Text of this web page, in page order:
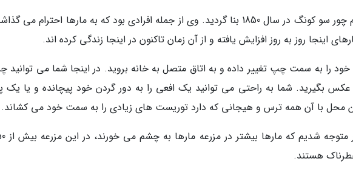
این خانه به خاطر فردی به نام چور سو کونگ در سال 1850 بنا گردید. وی از جمله افرادی بود که به مارها احترام
اینجا روز به روز افزایش یافته و از آن زمان تاکنون در اینجا زندگی کرده اند.
خود را به سمت چپ تغییر داده و به اتاق متصل به خانه بروید. در اینجا شما می توانید
عکس بگیرید. شما به راحتی می توانید یک افعی را به دور گردن خود پیچانده و یا یک
محل با آن همه ترس و هیجانی که دارد توریست های زیادی را به سمت خود می کشاند.
هستند.